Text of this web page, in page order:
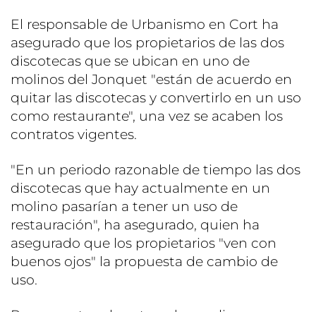
El responsable de Urbanismo en Cort ha
asegurado que los propietarios de las dos
discotecas que se ubican en uno de
molinos del Jonquet "están de acuerdo en
quitar las discotecas y convertirlo en un uso
como restaurante", una vez se acaben los
contratos vigentes.
"En un periodo razonable de tiempo las dos
discotecas que hay actualmente en un
molino pasarían a tener un uso de
restauración", ha asegurado, quien ha
asegurado que los propietarios "ven con
buenos ojos" la propuesta de cambio de
uso.